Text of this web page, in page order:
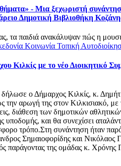
- Μια ξεχωριστή
Δημοτική Βιβλιοθήκη
τα παιδιά ανακάλυψαν πώς η
Κοινωνία Τοπική
Κιλκίς με το νέο Διοικητικό
ο Δήμαρχος Κιλκίς, κ.
την αρωγή της στον Κιλκισιακό, με
διάθεση των δημοτικών
υποδομής, και θα συνεχίσει
τρόπο.Στη συνάντηση ήταν
Σημαιοφορίδης και Νικόλαος
παράγοντας της ομάδας κ. Χρόνης